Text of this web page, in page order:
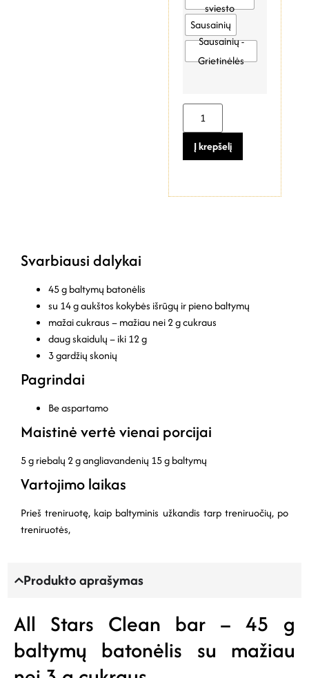
sviesto
Sausainių
Sausainių -
Grietinėlės
Į krepšelį
Svarbiausi dalykai
45 g baltymų batonėlis
su 14 g aukštos kokybės išrūgų ir pieno baltymų
mažai cukraus – mažiau nei 2 g cukraus
daug skaidulų – iki 12 g
3 gardžių skonių
Pagrindai
Be aspartamo
Maistinė vertė vienai porcijai
5 g riebalų 2 g angliavandenių 15 g baltymų
Vartojimo laikas
Prieš treniruotę, kaip baltyminis užkandis tarp treniruočių, po
treniruotės,
Produkto aprašymas
All Stars Clean bar – 45 g
baltymų batonėlis su mažiau